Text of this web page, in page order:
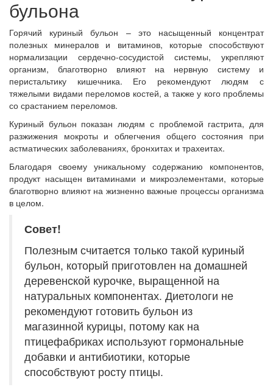
бульона
Горячий куриный бульон – это насыщенный концентрат
полезных минералов и витаминов, которые способствуют
нормализации сердечно-сосудистой системы, укрепляют
организм, благотворно влияют на нервную систему и
перистальтику кишечника. Его рекомендуют людям с
тяжелыми видами переломов костей, а также у кого проблемы
со срастанием переломов.
Куриный бульон показан людям с проблемой гастрита, для
разжижения мокроты и облегчения общего состояния при
астматических заболеваниях, бронхитах и трахеитах.
Благодаря своему уникальному содержанию компонентов,
продукт насыщен витаминами и микроэлементами, которые
благотворно влияют на жизненно важные процессы организма
в целом.
Совет!
Полезным считается только такой куриный
бульон, который приготовлен на домашней
деревенской курочке, выращенной на
натуральных компонентах. Диетологи не
рекомендуют готовить бульон из
магазинной курицы, потому как на
птицефабриках используют гормональные
добавки и антибиотики, которые
способствуют росту птицы.